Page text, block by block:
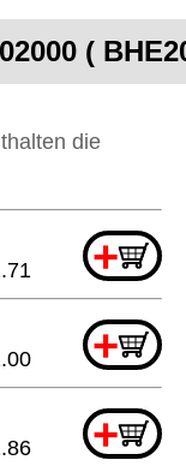
(
die
+
+
+